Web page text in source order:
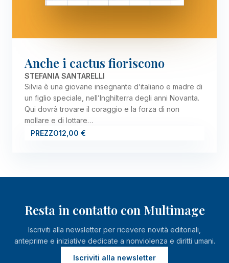
Anche i cactus fioriscono
STEFANIA SANTARELLI
Silvia è una giovane insegnante d’italiano e madre di
un figlio speciale, nell’Inghilterra degli anni Novanta.
Qui dovrà trovare il coraggio e la forza di non
mollare e di lottare…
PREZZO12,00 €
Resta in contatto con Multimage
Iscriviti alla newsletter per ricevere novità editoriali,
anteprime e iniziative dedicate a nonviolenza e diritti umani.
Iscriviti alla newsletter